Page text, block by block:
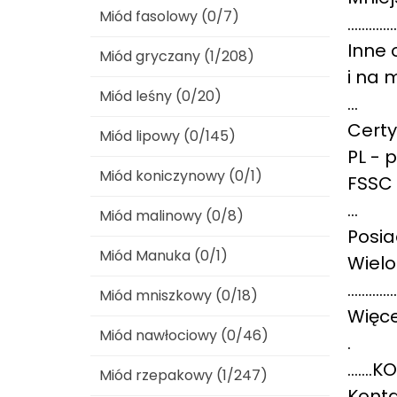
Inne
i na
...
PL -
...
.
Miód fasolowy (0/7)
Miód gryczany (1/208)
Miód leśny (0/20)
Miód lipowy (0/145)
Miód koniczynowy (0/1)
Miód malinowy (0/8)
Miód Manuka (0/1)
Miód mniszkowy (0/18)
Miód nawłociowy (0/46)
Miód rzepakowy (1/247)